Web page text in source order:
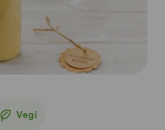
Vegi
Vegetarisch